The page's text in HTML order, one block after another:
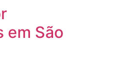
em São